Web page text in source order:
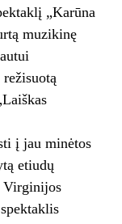
„Karūna
muzikinę
į jau minėtos
etiudų
Virginijos